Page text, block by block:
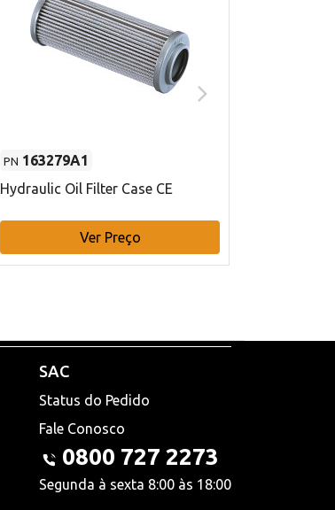
PN 163279A1
Hydraulic Oil Filter Case CE
Ver Preço
SAC
Status do Pedido
Fale Conosco
0800 727 2273
Segunda à sexta 8:00 às 18:00